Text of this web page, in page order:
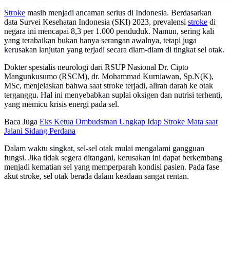
Stroke masih menjadi ancaman serius di Indonesia. Berdasarkan
data Survei Kesehatan Indonesia (SKI) 2023, prevalensi stroke di
negara ini mencapai 8,3 per 1.000 penduduk. Namun, sering kali
yang terabaikan bukan hanya serangan awalnya, tetapi juga
kerusakan lanjutan yang terjadi secara diam-diam di tingkat sel otak.
Dokter spesialis neurologi dari RSUP Nasional Dr. Cipto
Mangunkusumo (RSCM), dr. Mohammad Kurniawan, Sp.N(K),
MSc, menjelaskan bahwa saat stroke terjadi, aliran darah ke otak
terganggu. Hal ini menyebabkan suplai oksigen dan nutrisi terhenti,
yang memicu krisis energi pada sel.
Baca Juga Eks Ketua Ombudsman Ungkap Idap Stroke Mata saat
Jalani Sidang Perdana
Dalam waktu singkat, sel-sel otak mulai mengalami gangguan
fungsi. Jika tidak segera ditangani, kerusakan ini dapat berkembang
menjadi kematian sel yang memperparah kondisi pasien. Pada fase
akut stroke, sel otak berada dalam keadaan sangat rentan.